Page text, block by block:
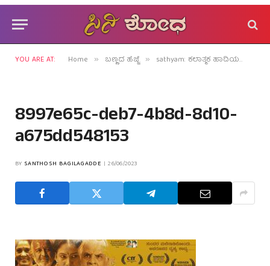
YOU ARE AT: Home » ಬಣ್ಣದ ಹೆಜ್ಜೆ » sathyam: ಕಲಾತ್ಮಕ ಹಾದಿಯಲ್ಲೊಂದು ಕಮರ್ಶಿಯಲ್ ಮೈಲಿಗಲ್ಲು!
8997e65c-deb7-4b8d-8d10-
a675dd548153
BY SANTHOSH BAGILAGADDE 26/06/2023